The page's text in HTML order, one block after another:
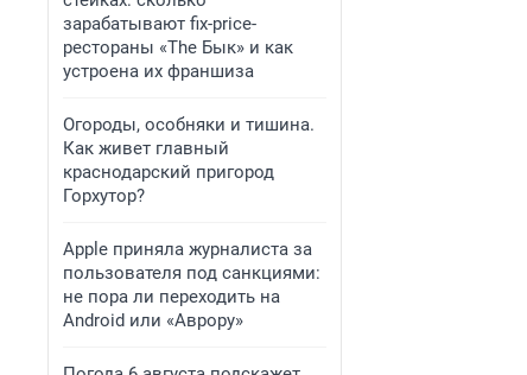
зарабатывают fix-price-
рестораны «The Бык» и как
устроена их франшиза
Огороды, особняки и тишина.
Как живет главный
краснодарский пригород
Горхутор?
Apple приняла журналиста за
пользователя под санкциями:
не пора ли переходить на
Android или «Аврору»